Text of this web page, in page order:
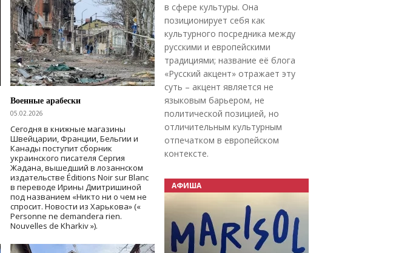
Военные арабески
05.02.2026
Сегодня в книжные магазины
Швейцарии, Франции, Бельгии и
Канады поступит сборник
украинского писателя Сергия
Жадана, вышедший в лозаннском
издательстве Éditions Noir sur Blanc
в переводе Ирины Дмитришиной
под названием «Никто ни о чем не
спросит. Новости из Харькова» («
Personne ne demandera rien.
Nouvelles de Kharkiv »).
в сфере культуры. Она
позиционирует себя как
культурного посредника между
русскими и европейскими
традициями; название её блога
«Русский акцент» отражает эту
суть – акцент является не
языковым барьером, не
политической позицией, но
отличительным культурным
отпечатком в европейском
контексте.
АФИША